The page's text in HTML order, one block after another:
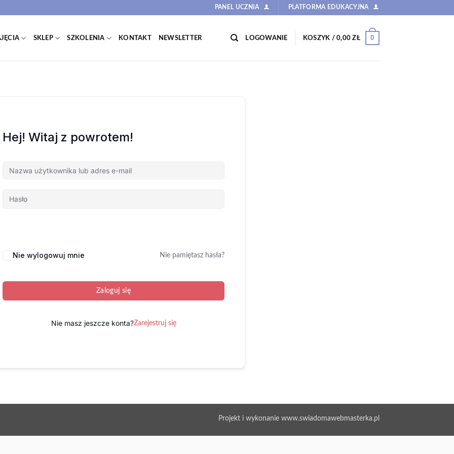
PANEL UCZNIA PLATFORMA EDUKACYJNA
SKLEP SZKOLENIA KONTAKT NEWSLETTER LOGOWANIE KOSZYK /0,00ZŁ 0
Hej! Witaj z powrotem!
Nie wylogowuj mnie Nie pamiętasz hasła?
Zaloguj się
Nie masz jeszcze konta?Zarejestruj się
Projekt i wykonanie www.swiadomawebmasterka.pl